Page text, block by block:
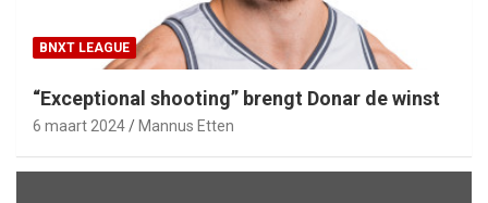
BNXT LEAGUE
“Exceptional shooting” brengt Donar de winst
6 maart 2024 Mannus Etten